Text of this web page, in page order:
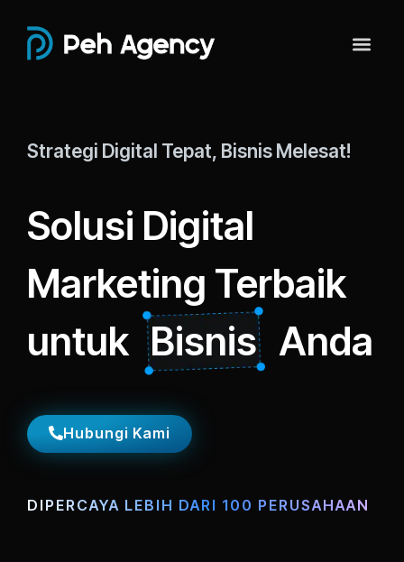
Strategi Digital Tepat, Bisnis Melesat!
Solusi Digital
Marketing Terbaik
untuk Bisnis Anda
Hubungi Kami
DIPERCAYA LEBIH DARI 100 PERUSAHAAN